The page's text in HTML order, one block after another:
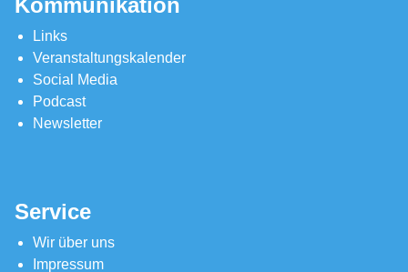
Kommunikation
Links
Veranstaltungskalender
Social Media
Podcast
Newsletter
Service
Wir über uns
Impressum